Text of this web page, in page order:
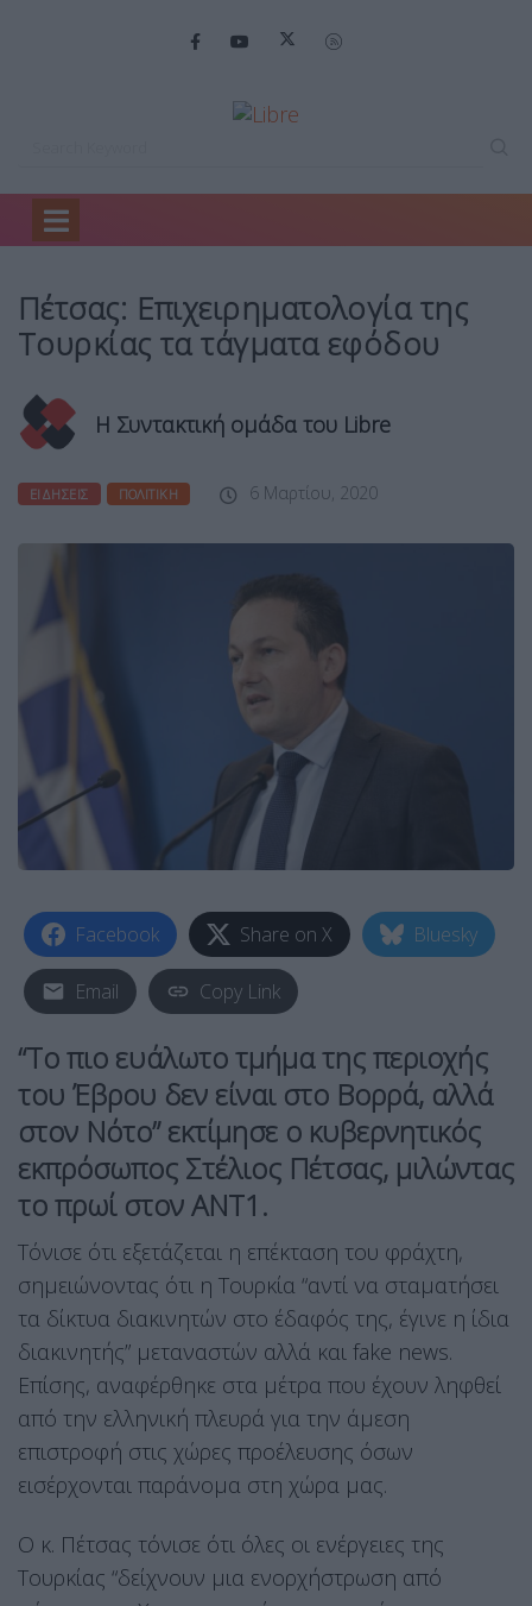
Home
Πέτσας: Επιχειρηματολογία της
Τουρκίας τα τάγματα εφόδου
Η Συντακτική ομάδα του Libre
ΕΙΔΉΣΕΙΣ ΠΟΛΙΤΙΚΉ 6 Μαρτίου, 2020
Facebook Share on X Bluesky
Email Copy Link
“Το πιο ευάλωτο τμήμα της περιοχής
του Έβρου δεν είναι στο Βορρά, αλλά
στον Νότο” εκτίμησε ο κυβερνητικός
εκπρόσωπος Στέλιος Πέτσας, μιλώντας
το πρωί στον ΑΝΤ1.
Τόνισε ότι εξετάζεται η επέκταση του φράχτη,
σημειώνοντας ότι η Τουρκία “αντί να σταματήσει
τα δίκτυα διακινητών στο έδαφός της, έγινε η ίδια
διακινητής” μεταναστών αλλά και fake news.
Επίσης, αναφέρθηκε στα μέτρα που έχουν ληφθεί
από την ελληνική πλευρά για την άμεση
επιστροφή στις χώρες προέλευσης όσων
εισέρχονται παράνομα στη χώρα μας.
Ο κ. Πέτσας τόνισε ότι όλες οι ενέργειες της
Τουρκίας “δείχνουν μια ενορχήστρωση από